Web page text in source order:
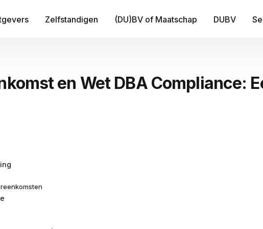
Zelfstandigen (DU)BV of Maatschap DUBV
en Wet DBA Compliance: